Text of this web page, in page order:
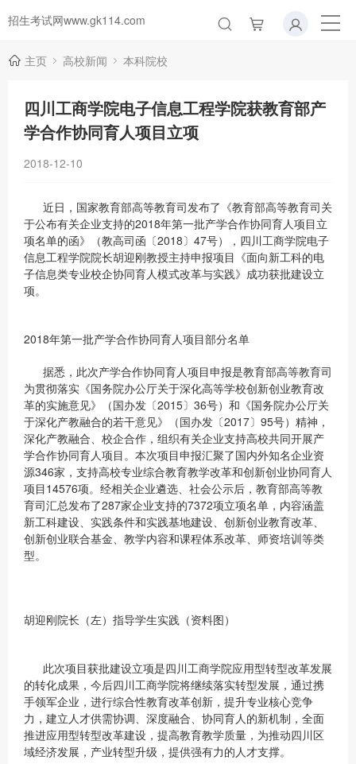
招生考试网www.gk114.com
主页 高校新闻 本科院校
四川工商学院电子信息工程学院获教育部产
学合作协同育人项目立项
2018-12-10
近日，国家教育部高等教育司发布了《教育部高等教育司关
于公布有关企业支持的2018年第一批产学合作协同育人项目立
项名单的函》（教高司函〔2018〕47号），四川工商学院电子
信息工程学院院长胡迎刚教授主持申报项目《面向新工科的电
子信息类专业校企协同育人模式改革与实践》成功获批建设立
项。
2018年第一批产学合作协同育人项目部分名单
据悉，此次产学合作协同育人项目申报是教育部高等教育司
为贯彻落实《国务院办公厅关于深化高等学校创新创业教育改
革的实施意见》（国办发〔2015〕36号）和《国务院办公厅关
于深化产教融合的若干意见》（国办发〔2017〕95号）精神，
深化产教融合、校企合作，组织有关企业支持高校共同开展产
学合作协同育人项目。本次项目申报汇聚了国内外知名企业资
源346家，支持高校专业综合教育教学改革和创新创业协同育人
项目14576项。经相关企业遴选、社会公示后，教育部高等教
育司汇总发布了287家企业支持的7372项立项名单，内容涵盖
新工科建设、实践条件和实践基地建设、创新创业教育改革、
创新创业联合基金、教学内容和课程体系改革、师资培训等类
型。
胡迎刚院长（左）指导学生实践（资料图）
此次项目获批建设立项是四川工商学院应用型转型改革发展
的转化成果，今后四川工商学院将继续落实转型发展，通过携
手领军企业，进行综合性教育改革创新，提升专业核心竞争
力，建立人才供需协调、深度融合、协同育人的新机制，全面
推进应用型转型改革建设，提高教育教学质量，为推动四川区
域经济发展，产业转型升级，提供强有力的人才支撑。